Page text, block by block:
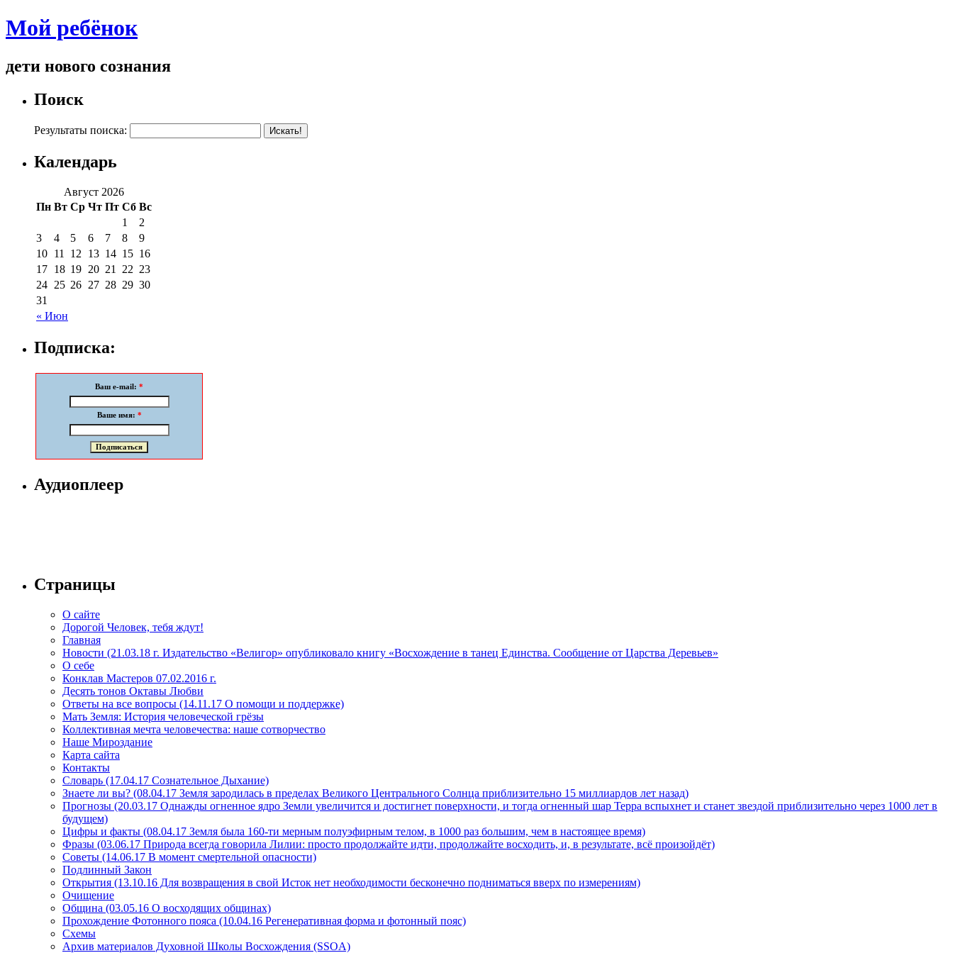
Мой ребёнок
дети нового сознания
Поиск
Результаты поиска:
Календарь
Август 2026
Пн Вт Ср Чт Пт Сб Вс
« Июн
1
2
3
4 5 6 7 8
9
10 11 12 13 14 15 16
17 18 19 20 21 22 23
24 25 26 27 28 29 30
31
Подписка:
Ваш e-mail: *
Ваше имя: *
Аудиоплеер
Страницы
О сайте
Дорогой Человек, тебя ждут!
Главная
Новости (21.03.18 г. Издательство «Велигор» опубликовало книгу «Восхождение в танец Единства. Сообщение от Царства Деревьев»
О себе
Конклав Мастеров 07.02.2016 г.
Десять тонов Октавы Любви
Ответы на все вопросы (14.11.17 О помощи и поддержке)
Мать Земля: История человеческой грёзы
Коллективная мечта человечества: наше сотворчество
Наше Мироздание
Карта сайта
Контакты
Словарь (17.04.17 Сознательное Дыхание)
Знаете ли вы? (08.04.17 Земля зародилась в пределах Великого Центрального Солнца приблизительно 15 миллиардов лет назад)
Прогнозы (20.03.17 Однажды огненное ядро Земли увеличится и достигнет поверхности, и тогда огненный шар Терра вспыхнет и станет звездой приблизительно через 1000 лет в
будущем)
Цифры и факты (08.04.17 Земля была 160-ти мерным полуэфирным телом, в 1000 раз большим, чем в настоящее время)
Фразы (03.06.17 Природа всегда говорила Лилии: просто продолжайте идти, продолжайте восходить, и, в результате, всё произойдёт)
Советы (14.06.17 В момент смертельной опасности)
Подлинный Закон
Открытия (13.10.16 Для возвращения в свой Исток нет необходимости бесконечно подниматься вверх по измерениям)
Очищение
Община (03.05.16 О восходящих общинах)
Прохождение Фотонного пояса (10.04.16 Регенеративная форма и фотонный пояс)
Схемы
Архив материалов Духовной Школы Восхождения (SSOA)